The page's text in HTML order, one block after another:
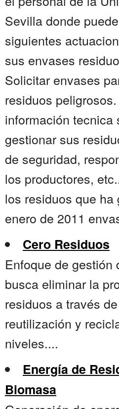
Sevilla donde
siguientes
sus envases
Solicitar envases
residuos
información tecnica
gestionar sus
de seguridad,
los productores,
los residuos que
enero de 2011
Cero Residuos
Enfoque de gestión
busca eliminar la
residuos a través
reutilización y
niveles....
Energía de
Biomasa